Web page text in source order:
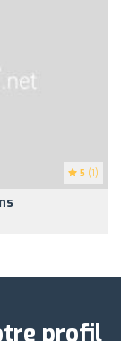
5 (1)
profil